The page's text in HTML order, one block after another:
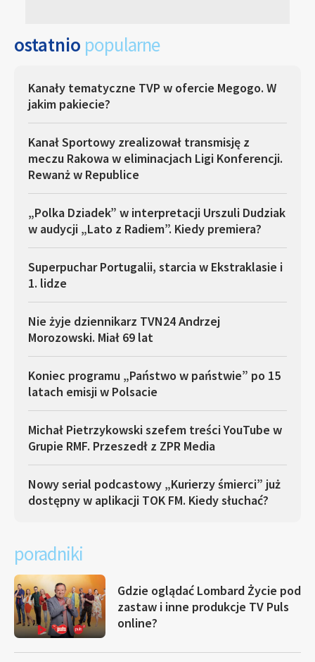
ostatnio popularne
Kanały tematyczne TVP w ofercie Megogo. W
jakim pakiecie?
Kanał Sportowy zrealizował transmisję z
meczu Rakowa w eliminacjach Ligi Konferencji.
Rewanż w Republice
„Polka Dziadek” w interpretacji Urszuli Dudziak
w audycji „Lato z Radiem”. Kiedy premiera?
Superpuchar Portugalii, starcia w Ekstraklasie i
1. lidze
Nie żyje dziennikarz TVN24 Andrzej
Morozowski. Miał 69 lat
Koniec programu „Państwo w państwie” po 15
latach emisji w Polsacie
Michał Pietrzykowski szefem treści YouTube w
Grupie RMF. Przeszedł z ZPR Media
Nowy serial podcastowy „Kurierzy śmierci” już
dostępny w aplikacji TOK FM. Kiedy słuchać?
poradniki
Gdzie oglądać Lombard Życie pod
zastaw i inne produkcje TV Puls
online?